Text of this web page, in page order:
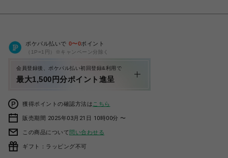
ポケパル払いで 0〜0ポイント
（1P=1円）※キャンペーン分除く
会員登録後、ポケパル払い初回登録&利用で
最大1,500円分ポイント進呈
獲得ポイントの確認方法は こちら
販売期間 2025年03月21日 10時00分 〜
この商品について問い合わせる
ギフト：ラッピング不可